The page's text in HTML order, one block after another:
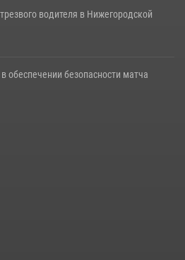
водителя в Нижегородской
обеспечении безопасности матча